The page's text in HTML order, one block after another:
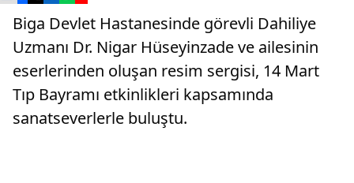
Biga Devlet Hastanesinde görevli Dahiliye
Uzmanı Dr. Nigar Hüseyinzade ve ailesinin
eserlerinden oluşan resim sergisi, 14 Mart
Tıp Bayramı etkinlikleri kapsamında
sanatseverlerle buluştu.